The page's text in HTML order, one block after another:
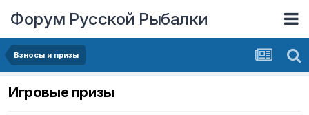
Форум Русской Рыбалки
Взносы и призы
Игровые призы